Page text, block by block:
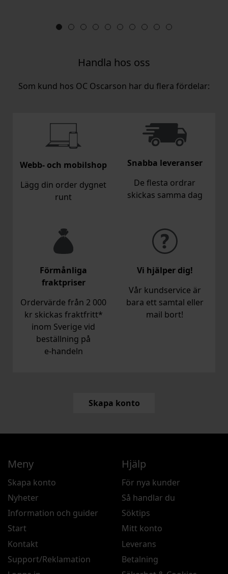
Handla hos oss
Som kund hos OC Oscarson har du flera fördelar:
Webb- och mobilshop
Lägg din order dygnet
runt
Snabba leveranser
De flesta ordrar
skickas samma dag
Förmånliga
fraktpriser
Ordervärde från 2 000
kr skickas fraktfritt*
inom Sverige vid
beställning på
e‑handeln
Vi hjälper dig!
Vår kundservice är
bara ett samtal eller
mail bort!
Skapa konto
Meny
Skapa konto
Nyheter
Information och guider
Start
Kontakt
Support/Reklamation
Hjälp
För nya kunder
Så handlar du
Söktips
Mitt konto
Leverans
Betalning